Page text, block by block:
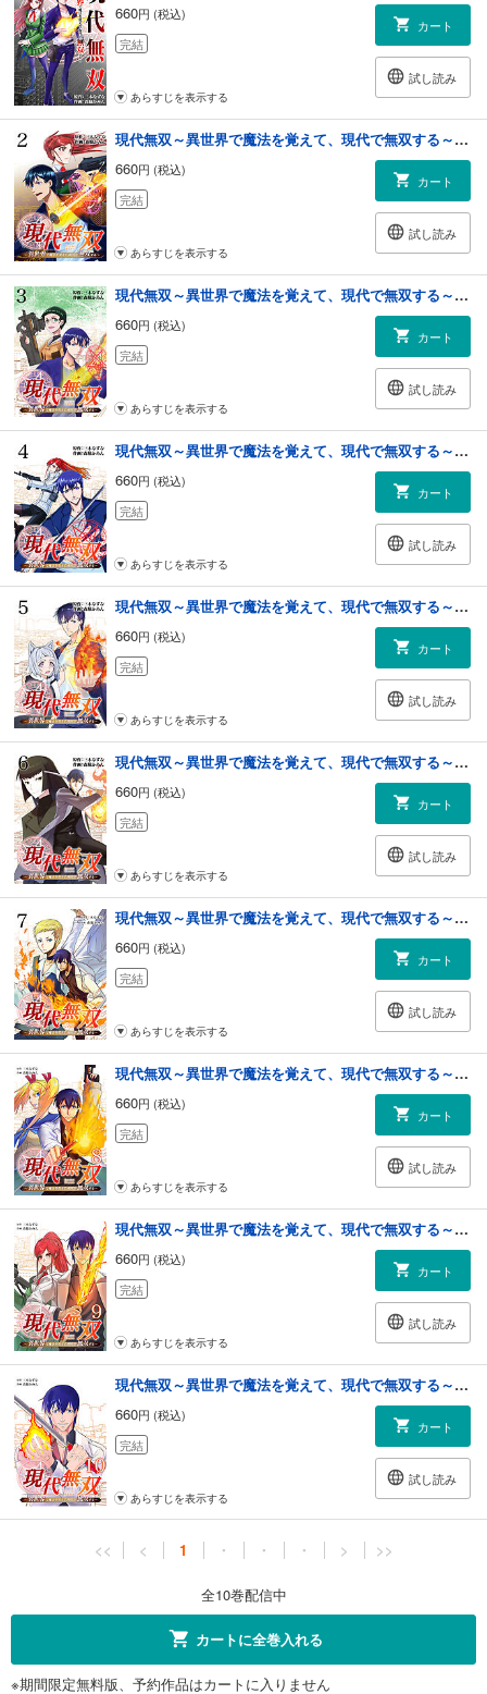
660円 (税込)
完結
カート
試し読み
あらすじを表示する
現代無双～異世界で魔法を覚えて、現代で無双する～（合本版） 2巻
660円 (税込)
完結
カート
試し読み
あらすじを表示する
現代無双～異世界で魔法を覚えて、現代で無双する～（合本版） 3巻
660円 (税込)
完結
カート
試し読み
あらすじを表示する
現代無双～異世界で魔法を覚えて、現代で無双する～（合本版） 4巻
660円 (税込)
完結
カート
試し読み
あらすじを表示する
現代無双～異世界で魔法を覚えて、現代で無双する～（合本版） 5巻
660円 (税込)
完結
カート
試し読み
あらすじを表示する
現代無双～異世界で魔法を覚えて、現代で無双する～（合本版） 6巻
660円 (税込)
完結
カート
試し読み
あらすじを表示する
現代無双～異世界で魔法を覚えて、現代で無双する～（合本版） 7巻
660円 (税込)
完結
カート
試し読み
あらすじを表示する
現代無双～異世界で魔法を覚えて、現代で無双する～（合本版） 8巻
660円 (税込)
完結
カート
試し読み
あらすじを表示する
現代無双～異世界で魔法を覚えて、現代で無双する～（合本版） 9巻
660円 (税込)
完結
カート
試し読み
あらすじを表示する
現代無双～異世界で魔法を覚えて、現代で無双する～（合本版） 10巻
660円 (税込)
完結
カート
試し読み
あらすじを表示する
<< < 1 ・ ・ ・ > >>
全10巻配信中
カートに全巻入れる
※期間限定無料版、予約作品はカートに入りません